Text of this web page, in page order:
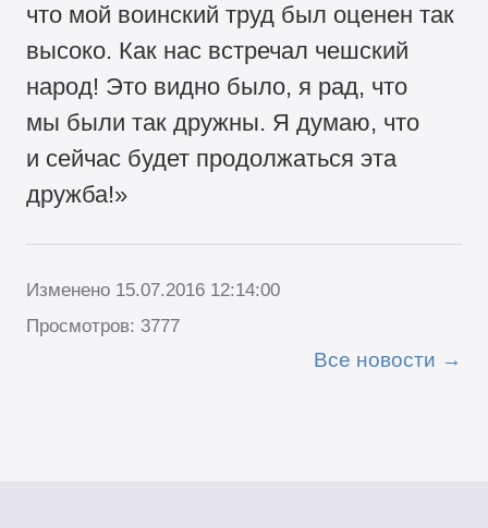
что мой воинский труд был оценен так
высоко. Как нас встречал чешский
народ! Это видно было, я рад, что
мы были так дружны. Я думаю, что
и сейчас будет продолжаться эта
дружба!»
Изменено 15.07.2016 12:14:00
Просмотров: 3777
Все новости